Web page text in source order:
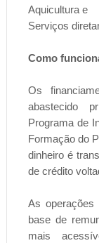
Aquicultura e
Serviços
Como
Os
abastecido
Programa de
Formação do
dinheiro é
de crédito
As operações
base de
mais